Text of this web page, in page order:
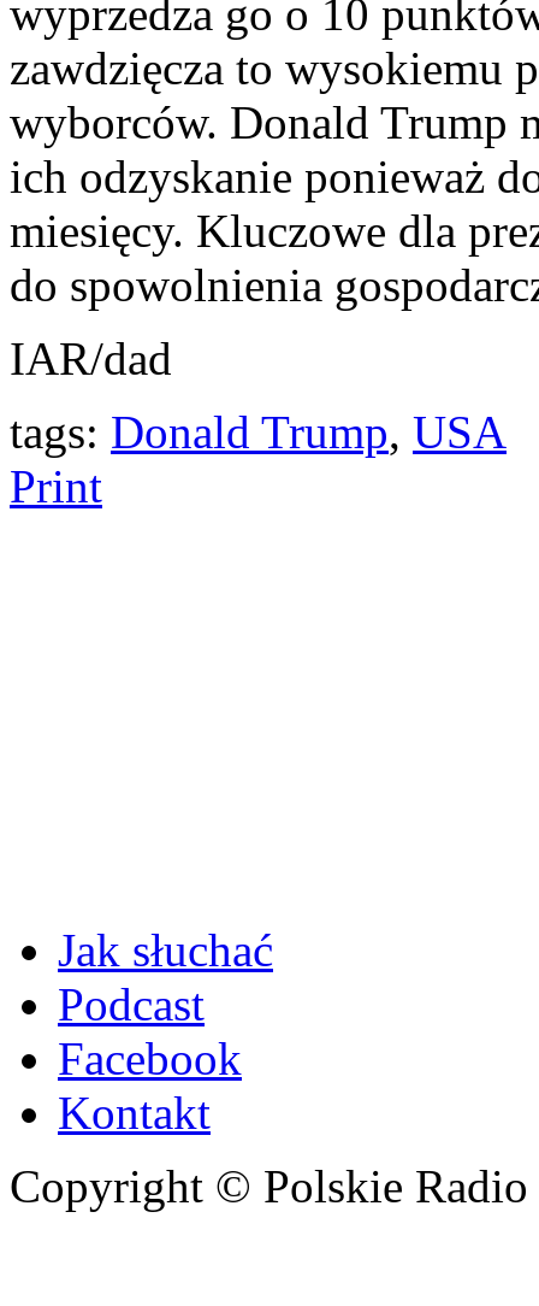
wyprzedza go o 10
zawdzięcza to wysokiemu
wyborców. Donald Trump
ich odzyskanie ponieważ
miesięcy. Kluczowe dla
do spowolnienia
IAR/dad
tags: Donald Trump, USA
Print
Jak słuchać
Podcast
Facebook
Kontakt
Copyright © Polskie